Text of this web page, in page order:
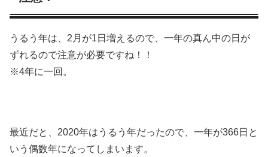
うるう年は、2月が1日増えるので、一年の真ん中の日が
ずれるので注意が必要ですね！！
※4年に一回。
最近だと、2020年はうるう年だったので、一年が366日と
いう偶数年になってしまいます。